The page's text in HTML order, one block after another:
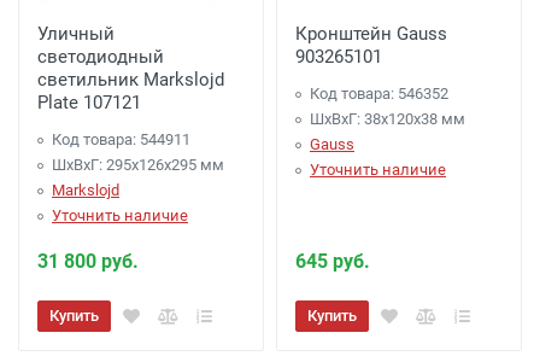
Уличный
светодиодный
светильник Markslojd
Plate 107121
Код товара: 544911
ШхВхГ: 295x126x295 мм
Markslojd
Уточнить наличие
31 800 руб.
Купить
Кронштейн Gauss
903265101
Код товара: 546352
ШхВхГ: 38x120x38 мм
Gauss
Уточнить наличие
645 руб.
Купить